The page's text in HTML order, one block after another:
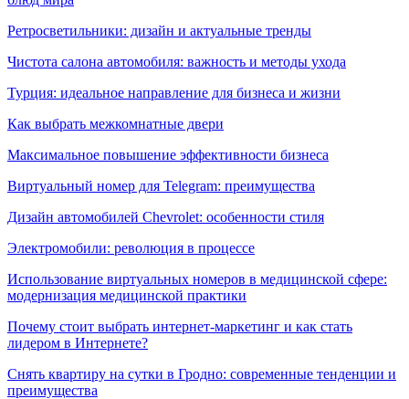
Ретросветильники: дизайн и актуальные тренды
Чистота салона автомобиля: важность и методы ухода
Турция: идеальное направление для бизнеса и жизни
Как выбрать межкомнатные двери
Максимальное повышение эффективности бизнеса
Виртуальный номер для Telegram: преимущества
Дизайн автомобилей Chevrolet: особенности стиля
Электромобили: революция в процессе
Использование виртуальных номеров в медицинской сфере:
модернизация медицинской практики
Почему стоит выбрать интернет-маркетинг и как стать
лидером в Интернете?
Снять квартиру на сутки в Гродно: современные тенденции и
преимущества